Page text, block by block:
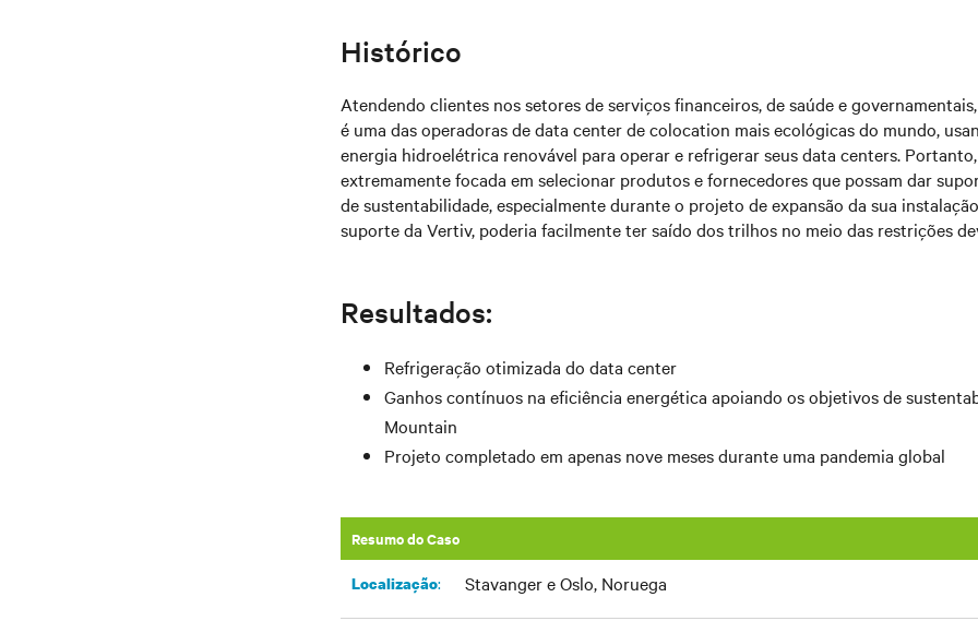
Histórico
Atendendo clientes nos setores de serviços financeiros, de saúde e
é uma das operadoras de data center de colocation mais ecológicas do mundo,
energia hidroelétrica renovável para operar e refrigerar seus data centers.
extremamente focada em selecionar produtos e fornecedores que possam dar
de sustentabilidade, especialmente durante o projeto de expansão da sua
suporte da Vertiv, poderia facilmente ter saído dos trilhos no meio das restrições
Resultados:
Refrigeração otimizada do data center
Ganhos contínuos na eficiência energética apoiando os objetivos de
Mountain
Projeto completado em apenas nove meses durante uma pandemia global
Resumo do Caso
Localização:​ Stavanger e Oslo, Noruega